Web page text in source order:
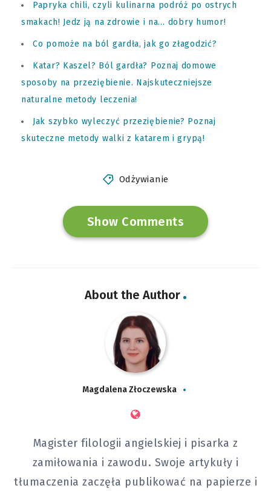
Papryka chili, czyli kulinarna podróż po ostrych
smakach! Jedz ją na zdrowie i na… dobry humor!
Co pomoże na ból gardła, jak go złagodzić?
Katar? Kaszel? Ból gardła? Poznaj domowe
sposoby na przeziębienie. Najskuteczniejsze
naturalne metody leczenia!
Jak szybko wyleczyć przeziębienie? Poznaj
skuteczne metody walki z katarem i grypą!
Odżywianie
Show Comments
About the Author
Magdalena Złoczewska
Magister filologii angielskiej i pisarka z
zamiłowania i zawodu. Swoje artykuły i
tłumaczenia zaczęła publikować na papierze i